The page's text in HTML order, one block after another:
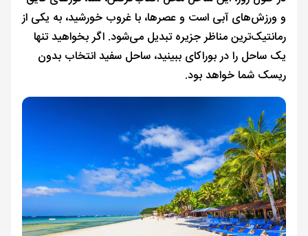
و ورزش‌های آبی است و عصرها، با غروب خورشید، به یکی از
رمانتیک‌ترین مناظر جزیره تبدیل می‌شود. اگر بخواهید تنها
یک ساحل را در بوراکای ببینید، ساحل سفید انتخاب بدون
ریسک شما خواهد بود.